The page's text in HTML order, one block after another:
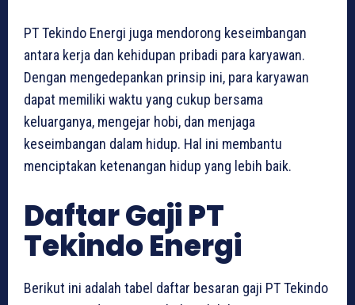
PT Tekindo Energi juga mendorong keseimbangan
antara kerja dan kehidupan pribadi para karyawan.
Dengan mengedepankan prinsip ini, para karyawan
dapat memiliki waktu yang cukup bersama
keluarganya, mengejar hobi, dan menjaga
keseimbangan dalam hidup. Hal ini membantu
menciptakan ketenangan hidup yang lebih baik.
Daftar Gaji PT
Tekindo Energi
Berikut ini adalah tabel daftar besaran gaji PT Tekindo